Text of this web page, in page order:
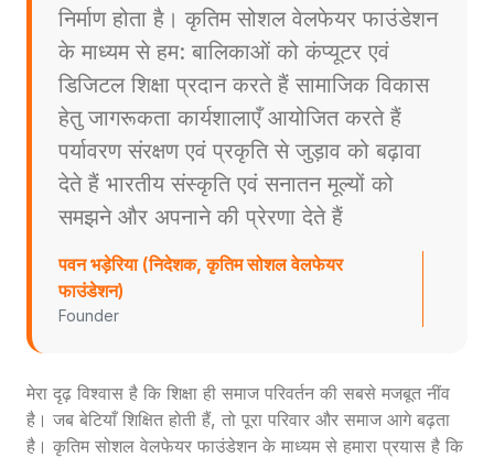
निर्माण होता है। कृतिम सोशल वेलफेयर फाउंडेशन
के माध्यम से हम: बालिकाओं को कंप्यूटर एवं
डिजिटल शिक्षा प्रदान करते हैं सामाजिक विकास
हेतु जागरूकता कार्यशालाएँ आयोजित करते हैं
पर्यावरण संरक्षण एवं प्रकृति से जुड़ाव को बढ़ावा
देते हैं भारतीय संस्कृति एवं सनातन मूल्यों को
समझने और अपनाने की प्रेरणा देते हैं
पवन भड़ेरिया (निदेशक, कृतिम सोशल वेलफेयर
फाउंडेशन)
Founder
मेरा दृढ़ विश्वास है कि शिक्षा ही समाज परिवर्तन की सबसे मजबूत नींव
है। जब बेटियाँ शिक्षित होती हैं, तो पूरा परिवार और समाज आगे बढ़ता
है। कृतिम सोशल वेलफेयर फाउंडेशन के माध्यम से हमारा प्रयास है कि